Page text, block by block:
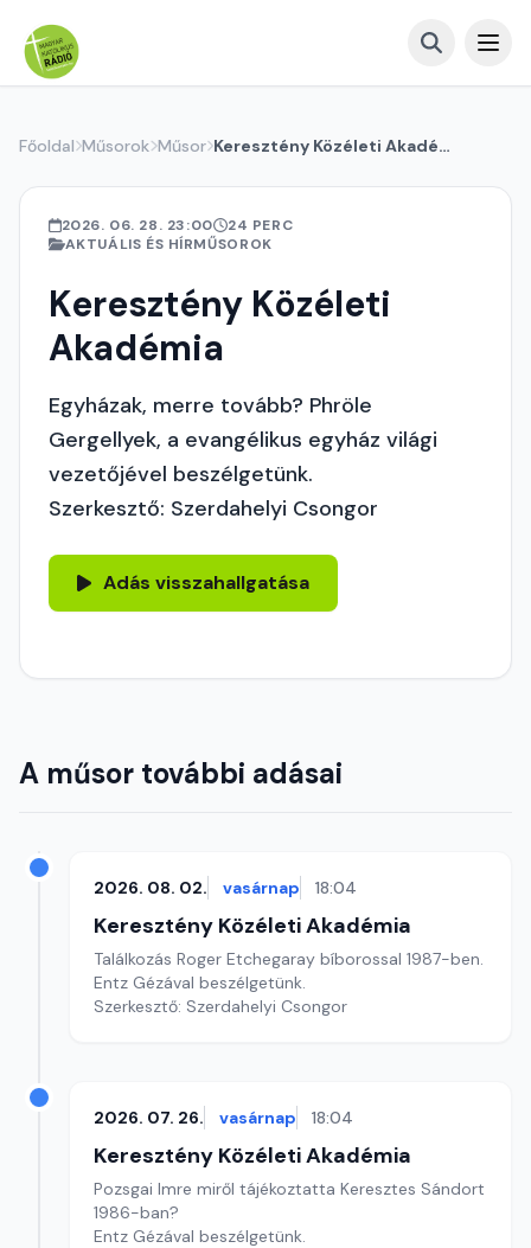
Főoldal Műsorok Műsor Keresztény Közéleti Akadémia
2026. 06. 28. 23:00
24 PERC
AKTUÁLIS ÉS HÍRMŰSOROK
Keresztény Közéleti
Akadémia
Egyházak, merre tovább? Phröle
Gergellyek, a evangélikus egyház világi
vezetőjével beszélgetünk.
Szerkesztő: Szerdahelyi Csongor
Adás visszahallgatása
A műsor további adásai
2026. 08. 02. vasárnap 18:04
Keresztény Közéleti Akadémia
Találkozás Roger Etchegaray bíborossal 1987-ben.
Entz Gézával beszélgetünk.
Szerkesztő: Szerdahelyi Csongor
2026. 07. 26. vasárnap 18:04
Keresztény Közéleti Akadémia
Pozsgai Imre miről tájékoztatta Keresztes Sándort
1986-ban?
Entz Gézával beszélgetünk.